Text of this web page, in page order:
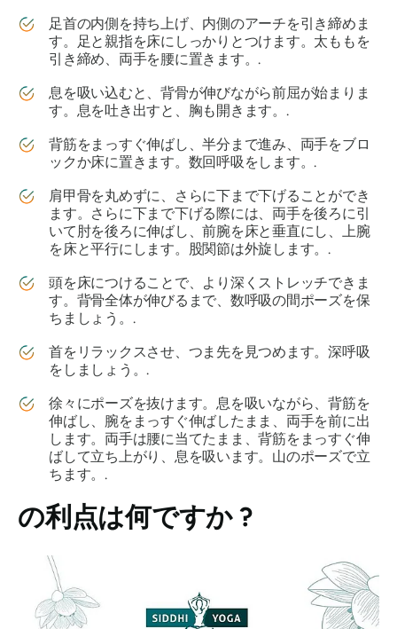
足首の内側を持ち上げ、内側のアーチを引き締めま
す。足と親指を床にしっかりとつけます。太ももを
引き締め、両手を腰に置きます。.
息を吸い込むと、背骨が伸びながら前屈が始まりま
す。息を吐き出すと、胸も開きます。.
背筋をまっすぐ伸ばし、半分まで進み、両手をブロ
ックか床に置きます。数回呼吸をします。.
肩甲骨を丸めずに、さらに下まで下げることができ
ます。さらに下まで下げる際には、両手を後ろに引
いて肘を後ろに伸ばし、前腕を床と垂直にし、上腕
を床と平行にします。股関節は外旋します。.
頭を床につけることで、より深くストレッチできま
す。背骨全体が伸びるまで、数呼吸の間ポーズを保
ちましょう。.
首をリラックスさせ、つま先を見つめます。深呼吸
をしましょう。.
徐々にポーズを抜けます。息を吸いながら、背筋を
伸ばし、腕をまっすぐ伸ばしたまま、両手を前に出
します。両手は腰に当てたまま、背筋をまっすぐ伸
ばして立ち上がり、息を吸います。山のポーズで立
ちます。.
の利点は何ですか?